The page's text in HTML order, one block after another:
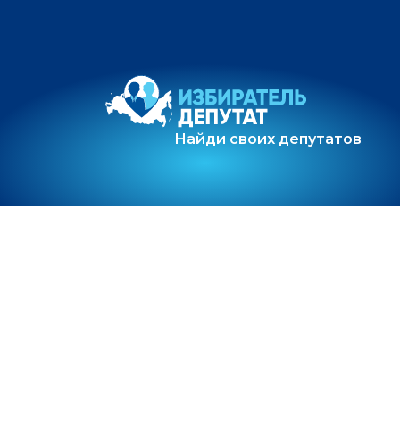
Найди своих депутатов